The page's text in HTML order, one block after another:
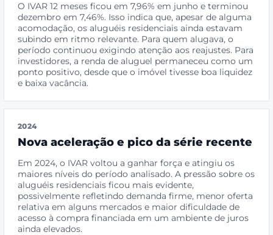
O IVAR 12 meses ficou em 7,96% em junho e terminou
dezembro em 7,46%. Isso indica que, apesar de alguma
acomodação, os aluguéis residenciais ainda estavam
subindo em ritmo relevante. Para quem alugava, o
período continuou exigindo atenção aos reajustes. Para
investidores, a renda de aluguel permaneceu como um
ponto positivo, desde que o imóvel tivesse boa liquidez
e baixa vacância.
2024
Nova aceleração e pico da série recente
Em 2024, o IVAR voltou a ganhar força e atingiu os
maiores níveis do período analisado. A pressão sobre os
aluguéis residenciais ficou mais evidente,
possivelmente refletindo demanda firme, menor oferta
relativa em alguns mercados e maior dificuldade de
acesso à compra financiada em um ambiente de juros
ainda elevados.